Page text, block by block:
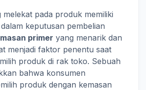
melekat pada produk memiliki
keputusan pembelian
primer yang menarik dan
menjadi faktor penentu saat
produk di rak toko. Sebuah
bahwa konsumen
produk dengan kemasan